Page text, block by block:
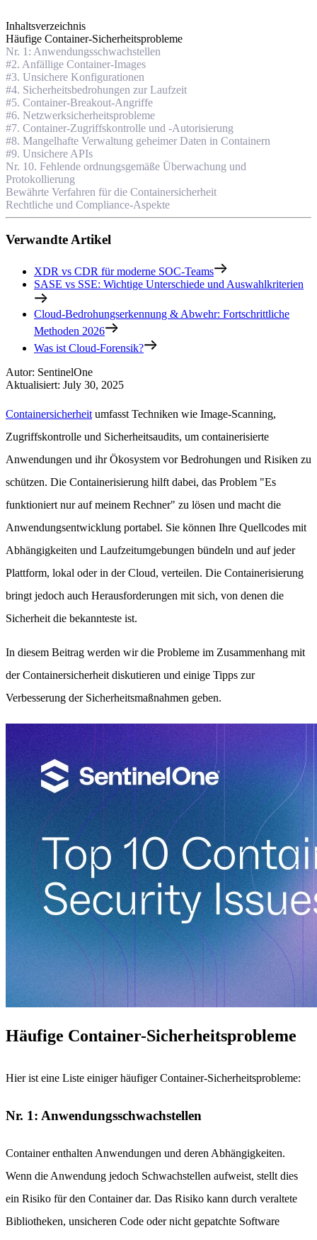
Inhaltsverzeichnis
Häufige Container-Sicherheitsprobleme
Nr. 1: Anwendungsschwachstellen
#2. Anfällige Container-Images
#3. Unsichere Konfigurationen
#4. Sicherheitsbedrohungen zur Laufzeit
#5. Container-Breakout-Angriffe
#6. Netzwerksicherheitsprobleme
#7. Container-Zugriffskontrolle und -Autorisierung
#8. Mangelhafte Verwaltung geheimer Daten in Containern
#9. Unsichere APIs
Nr. 10. Fehlende ordnungsgemäße Überwachung und
Protokollierung
Bewährte Verfahren für die Containersicherheit
Rechtliche und Compliance-Aspekte
Verwandte Artikel
XDR vs CDR für moderne SOC-Teams
SASE vs SSE: Wichtige Unterschiede und Auswahlkriterien
Cloud-Bedrohungserkennung & Abwehr: Fortschrittliche
Methoden 2026
Was ist Cloud-Forensik?
Autor: SentinelOne
Aktualisiert: July 30, 2025
Containersicherheit umfasst Techniken wie Image-Scanning,
Zugriffskontrolle und Sicherheitsaudits, um containerisierte
Anwendungen und ihr Ökosystem vor Bedrohungen und Risiken zu
schützen. Die Containerisierung hilft dabei, das Problem "Es
funktioniert nur auf meinem Rechner" zu lösen und macht die
Anwendungsentwicklung portabel. Sie können Ihre Quellcodes mit
Abhängigkeiten und Laufzeitumgebungen bündeln und auf jeder
Plattform, lokal oder in der Cloud, verteilen. Die Containerisierung
bringt jedoch auch Herausforderungen mit sich, von denen die
Sicherheit die bekannteste ist.
In diesem Beitrag werden wir die Probleme im Zusammenhang mit
der Containersicherheit diskutieren und einige Tipps zur
Verbesserung der Sicherheitsmaßnahmen geben.
Häufige Container-Sicherheitsprobleme
Hier ist eine Liste einiger häufiger Container-Sicherheitsprobleme:
Nr. 1: Anwendungsschwachstellen
Container enthalten Anwendungen und deren Abhängigkeiten.
Wenn die Anwendung jedoch Schwachstellen aufweist, stellt dies
ein Risiko für den Container dar. Das Risiko kann durch veraltete
Bibliotheken, unsicheren Code oder nicht gepatchte Software